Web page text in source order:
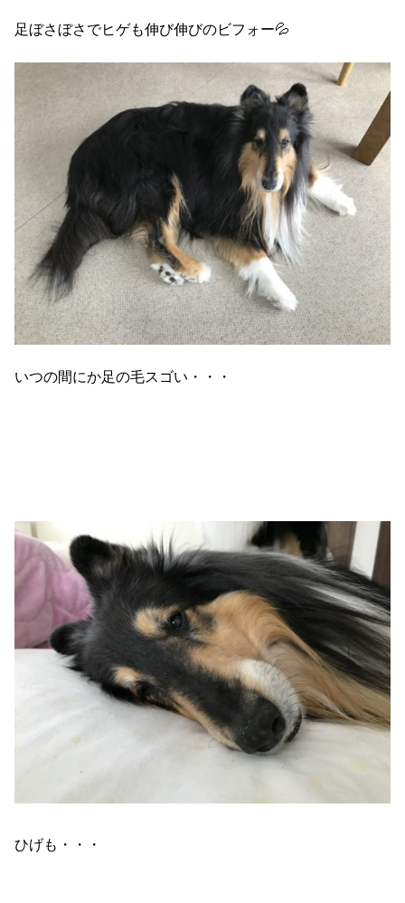
足ぼさぼさでヒゲも伸び伸びのビフォー💦
いつの間にか足の毛スゴい・・・
ひげも・・・